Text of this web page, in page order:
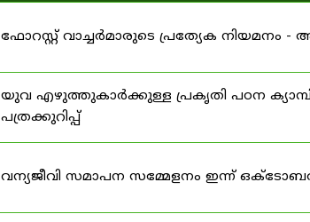
ഫോറസ്റ്റ് വാച്ചർമാരുടെ പ്രത്യേക നിയമനം -
യുവ എഴുത്തുകാർക്കുള്ള പ്രകൃതി പഠന
പത്രക്കുറിപ്പ്
വന്യജീവി സമാപന സമ്മേളനം ഇന്ന്